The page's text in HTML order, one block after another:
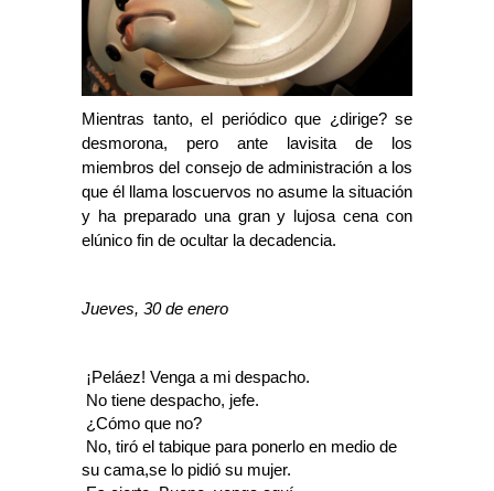
Mientras tanto, el periódico que ¿dirige? se
desmorona, pero ante lavisita de los
miembros del consejo de administración a los
que él llama loscuervos no asume la situación
y ha preparado una gran y lujosa cena con
elúnico fin de ocultar la decadencia.
Jueves, 30 de enero
 ¡Peláez! Venga a mi despacho.
 No tiene despacho, jefe.
 ¿Cómo que no?
 No, tiró el tabique para ponerlo en medio de
su cama,se lo pidió su mujer.